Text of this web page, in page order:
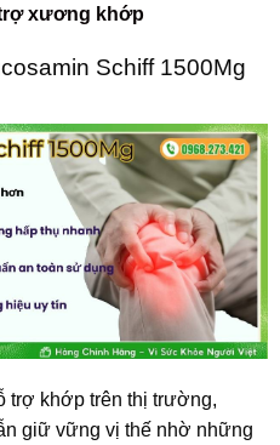
xương khớp
Schiff 1500Mg
trợ khớp trên thị trường,
giữ vững vị thế nhờ những